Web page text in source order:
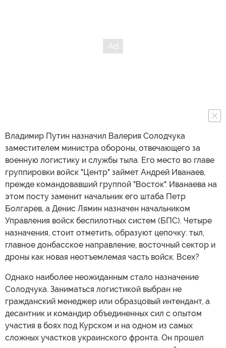
Владимир Путин назначил Валерия Солодчука
заместителем министра обороны, отвечающего за
военную логистику и службы тыла. Его место во главе
группировки войск "Центр" займет Андрей Иванаев,
прежде командовавший группой "Восток". Иванаева на
этом посту заменит начальник его штаба Петр
Болгарев, а Денис Лямин назначен начальником
Управления войск беспилотных систем (БПС). Четыре
назначения, стоит отметить, образуют цепочку: тыл,
главное донбасское направление, восточный сектор и
дроны как новая неотъемлемая часть войск. Всех?
Однако наиболее неожиданным стало назначение
Солодчука. Заниматься логистикой выбран не
гражданский менеджер или образцовый интендант, а
десантник и командир объединенных сил с опытом
участия в боях под Курском и на одном из самых
сложных участков украинского фронта. Он прошел